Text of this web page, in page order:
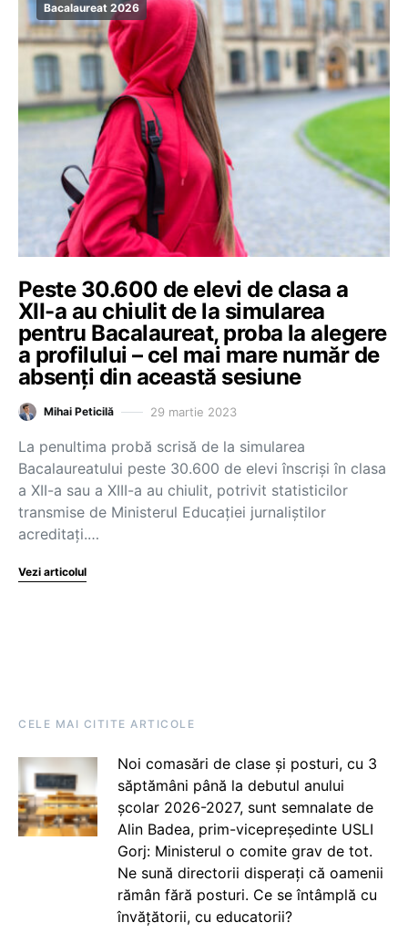
Bacalaureat 2026
Peste 30.600 de elevi de clasa a
XII-a au chiulit de la simularea
pentru Bacalaureat, proba la alegere
a profilului – cel mai mare număr de
absenți din această sesiune
Mihai Peticilă 29 martie 2023
La penultima probă scrisă de la simularea
Bacalaureatului peste 30.600 de elevi înscriși în clasa
a XII-a sau a XIII-a au chiulit, potrivit statisticilor
transmise de Ministerul Educației jurnaliștilor
acreditați.…
Vezi articolul
CELE MAI CITITE ARTICOLE
Noi comasări de clase și posturi, cu 3
săptămâni până la debutul anului
școlar 2026-2027, sunt semnalate de
Alin Badea, prim-vicepreședinte USLI
Gorj: Ministerul o comite grav de tot.
Ne sună directorii disperați că oamenii
rămân fără posturi. Ce se întâmplă cu
învățătorii, cu educatorii?